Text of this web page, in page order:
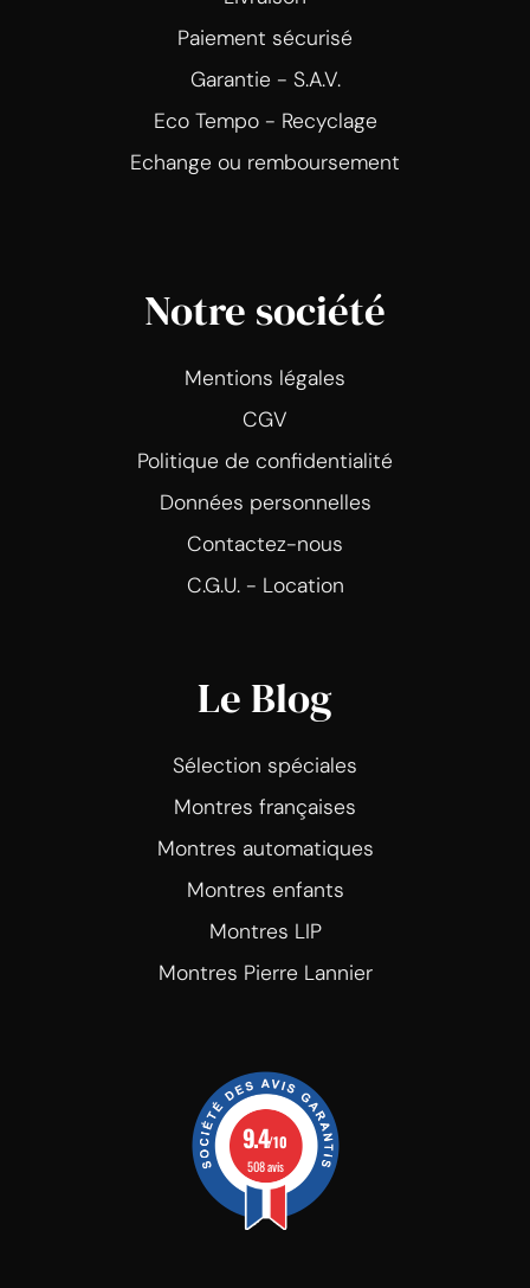
Paiement sécurisé
Garantie - S.A.V.
Eco Tempo - Recyclage
Echange ou remboursement
Notre société
Mentions légales
CGV
Politique de confidentialité
Données personnelles
Contactez-nous
C.G.U. - Location
Le Blog
Sélection spéciales
Montres françaises
Montres automatiques
Montres enfants
Montres LIP
Montres Pierre Lannier
9.4/10
508 avis